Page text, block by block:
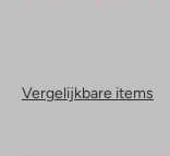
Vergelijkbare items